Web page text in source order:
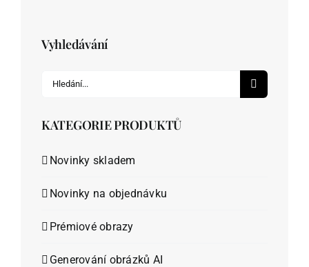
Vyhledávání
Hledat:
KATEGORIE PRODUKTŮ
Novinky skladem
Novinky na objednávku
Prémiové obrazy
Generování obrázků AI